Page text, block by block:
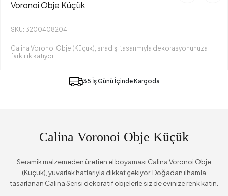
Voronoi Obje Küçük
SKU: 3200408204
Calina Voronoi Obje (Küçük), sıradışı tasarımıyla dekorasyonunuza
farklılık katıyor.
35 İş Günü İçinde Kargoda
Calina Voronoi Obje Küçük
Seramik malzemeden üretien el boyaması Calina Voronoi Obje
(Küçük), yuvarlak hatlarıyla dikkat çekiyor. Doğadan ilhamla
tasarlanan Calina Serisi dekoratif objelerle siz de evinize renk katın.